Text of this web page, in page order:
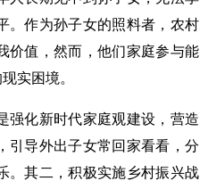
。作为孙子女的照料者，农村
价值，然而，他们家庭参与能
实困境。
强化新时代家庭观建设，营造
引导外出子女常回家看看，分
。其二，积极实施乡村振兴战